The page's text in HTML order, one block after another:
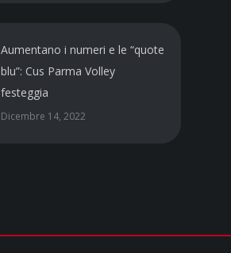
Aumentano i numeri e le “quote
blu”: Cus Parma Volley
festeggia
Dicembre 14, 2022